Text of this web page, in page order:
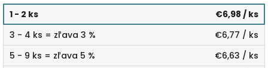
1 - 2 ks
€6,98 / ks
3 - 4 ks = zľava 3 %
€6,77 / ks
5 - 9 ks = zľava 5 %
€6,63 / ks